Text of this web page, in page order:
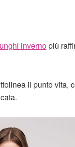
invernopiù
il punto vita,